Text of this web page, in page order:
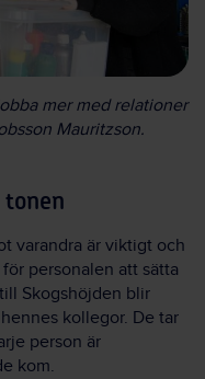
mer med relationer
Mauritzson.
tonen
varandra är viktigt och
personalen att sätta
Skogshöjden blir
kollegor. De tar
person är
kom.